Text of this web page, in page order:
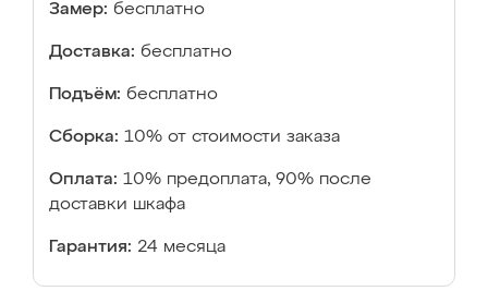
Замер: бесплатно
Доставка: бесплатно
Подъём: бесплатно
Сборка: 10% от стоимости заказа
Оплата: 10% предоплата, 90% после
доставки шкафа
Гарантия: 24 месяца